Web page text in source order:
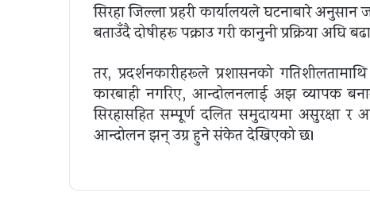
सिरहा जिल्ला प्रहरी कार्यालयले घटनाबारे
बताउँदै दोषीहरू पक्राउ गरी कानुनी प्रक्रिया अघि
तर, प्रदर्शनकारीहरूले प्रशासनको
कारबाही नगरिए, आन्दोलनलाई अझ व्यापक
सिरहासहित सम्पूर्ण दलित समुदायमा असुरक्षा
आन्दोलन झन् उग्र हुने संकेत देखिएको छ।